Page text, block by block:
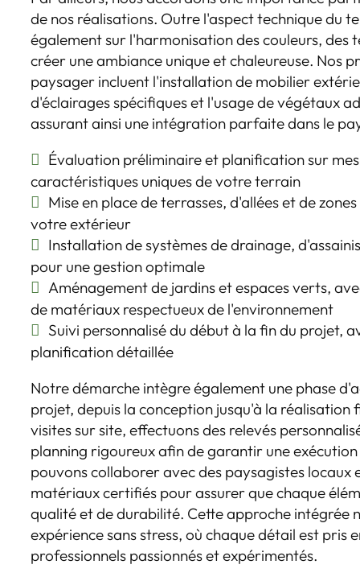
de nos réalisations. Outre l'aspect technique du
également sur l'harmonisation des couleurs, des
créer une ambiance unique et chaleureuse. Nos
paysager incluent l'installation de mobilier
d'éclairages spécifiques et l'usage de végétaux
assurant ainsi une intégration parfaite dans le
Évaluation préliminaire et planification sur
caractéristiques uniques de votre terrain
Mise en place de terrasses, d'allées et de
votre extérieur
Installation de systèmes de drainage,
pour une gestion optimale
Aménagement de jardins et espaces verts,
de matériaux respectueux de l'environnement
Suivi personnalisé du début à la fin du projet,
planification détaillée
Notre démarche intègre également une phase
projet, depuis la conception jusqu'à la réalisation
visites sur site, effectuons des relevés
planning rigoureux afin de garantir une
pouvons collaborer avec des paysagistes locaux
matériaux certifiés pour assurer que chaque
qualité et de durabilité. Cette approche intégrée
expérience sans stress, où chaque détail est pris
professionnels passionnés et expérimentés.